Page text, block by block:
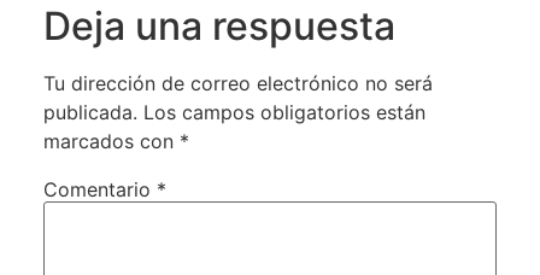
Deja una respuesta
Tu dirección de correo electrónico no será
publicada. Los campos obligatorios están
marcados con *
Comentario *